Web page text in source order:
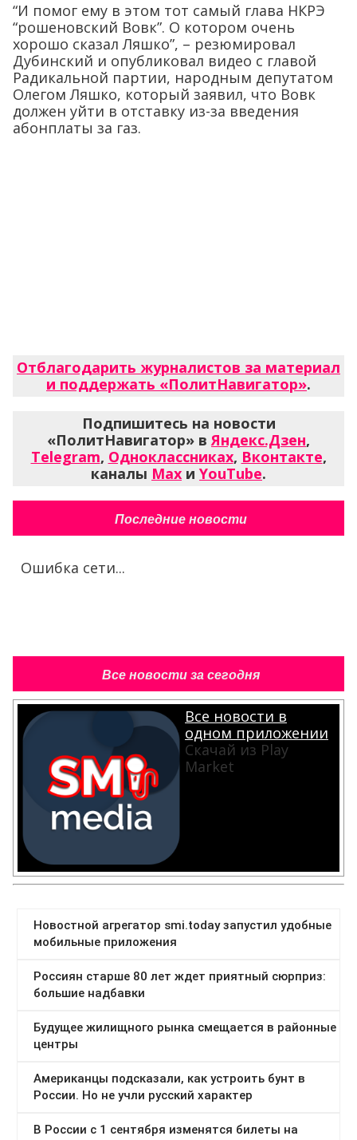
“И помог ему в этом тот самый глава НКРЭ
“рошеновский Вовк”. О котором очень
хорошо сказал Ляшко”, – резюмировал
Дубинский и опубликовал видео с главой
Радикальной партии, народным депутатом
Олегом Ляшко, который заявил, что Вовк
должен уйти в отставку из-за введения
абонплаты за газ.
Отблагодарить журналистов за материал
и поддержать «ПолитНавигатор».
Подпишитесь на новости
«ПолитНавигатор» вЯндекс.Дзен,
Telegram, Одноклассниках, Вконтакте,
каналы Max и YouTube.
Последние новости
Ошибка сети...
Все новости за сегодня
Все новости в
одном приложении
Скачай из Play
Market